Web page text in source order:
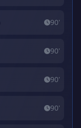
90'
90'
90'
90'